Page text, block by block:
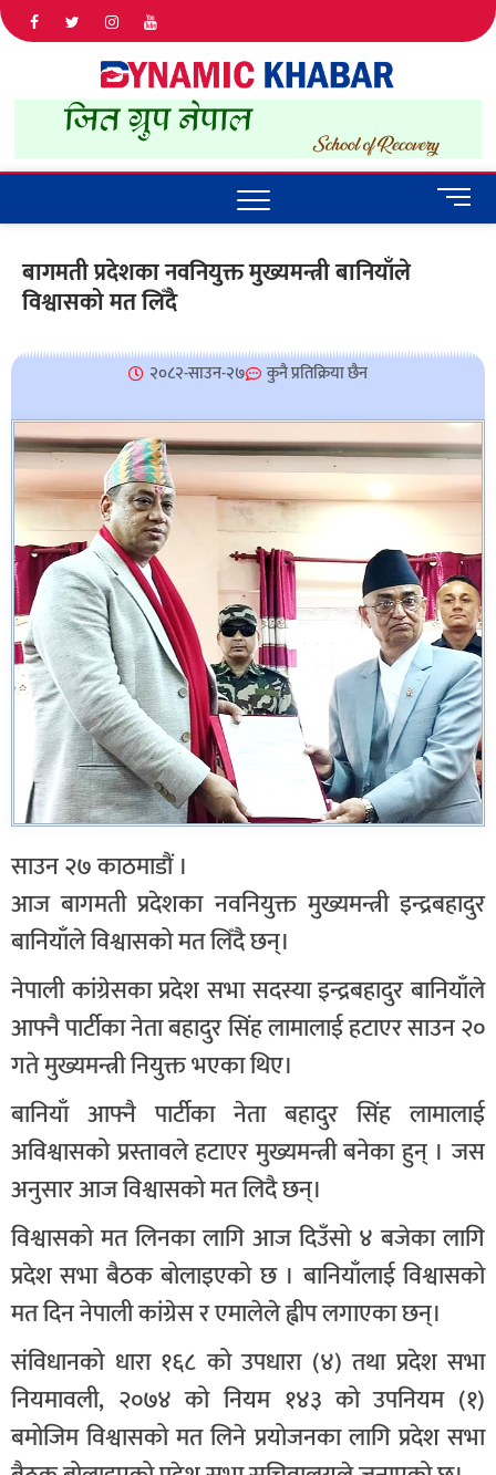
IN NEPAL
M
e
n
बागमती प्रदेशका नवनियुक्त मुख्यमन्त्री बानियाँले
विश्वासको मत लिँदै
२०८२-साउन-२७ कुनै प्रतिक्रिया छैन
साउन २७ काठमाडौं ।
आज बागमती प्रदेशका नवनियुक्त मुख्यमन्त्री इन्द्रबहादुर
बानियाँले विश्वासको मत लिँदै छन्।
नेपाली कांग्रेसका प्रदेश सभा सदस्या इन्द्रबहादुर बानियाँले
आफ्नै पार्टीका नेता बहादुर सिंह लामालाई हटाएर साउन २०
गते मुख्यमन्त्री नियुक्त भएका थिए।
बानियाँ आफ्नै पार्टीका नेता बहादुर सिंह लामालाई
अविश्वासको प्रस्तावले हटाएर मुख्यमन्त्री बनेका हुन् । जस
अनुसार आज विश्वासको मत लिदै छन्।
विश्वासको मत लिनका लागि आज दिउँसो ४ बजेका लागि
प्रदेश सभा बैठक बोलाइएको छ । बानियाँलाई विश्वासको
मत दिन नेपाली कांग्रेस र एमालेले ह्वीप लगाएका छन्।
संविधानको धारा १६८ को उपधारा (४) तथा प्रदेश सभा
नियमावली, २०७४ को नियम १४३ को उपनियम (१)
बमोजिम विश्वासको मत लिने प्रयोजनका लागि प्रदेश सभा